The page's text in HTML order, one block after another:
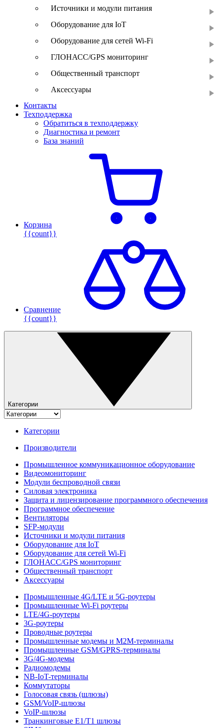
Источники и модули питания
Оборудование для IoT
Оборудование для сетей Wi-Fi
ГЛОНАСС/GPS мониторинг
Общественный транспорт
Аксессуары
Контакты
Техподдержка
Обратиться в техподдержку
Диагностика и ремонт
База знаний
Корзина
{{count}}
Сравнение
{{count}}
Категории
Категории
Производители
Промышленное коммуникационное оборудование
Видеомониторинг
Модули беспроводной связи
Силовая электроника
Защита и лицензирование программного обеспечения
Программное обеспечение
Вентиляторы
SFP-модули
Источники и модули питания
Оборудование для IoT
Оборудование для сетей Wi-Fi
ГЛОНАСС/GPS мониторинг
Общественный транспорт
Аксессуары
Промышленные 4G/LTE и 5G-роутеры
Промышленные Wi-Fi роутеры
LTE/4G-роутеры
3G-роутеры
Проводные роутеры
Промышленные модемы и M2M-терминалы
Промышленные GSM/GPRS-терминалы
3G/4G-модемы
Радиомодемы
NB-IoT-терминалы
Коммутаторы
Голосовая связь (шлюзы)
GSM/VoIP-шлюзы
VoIP-шлюзы
Транкинговые E1/T1 шлюзы